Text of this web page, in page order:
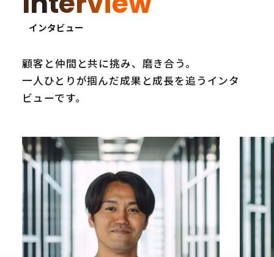
インタビュー
顧客と仲間と共に挑み、磨き合う。
一人ひとりが掴んだ成果と成長を追うインタ
ビューです。